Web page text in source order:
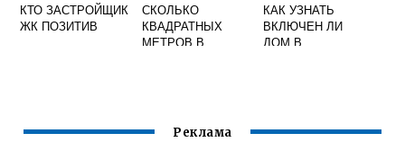
КТО ЗАСТРОЙЩИК
ЖК ПОЗИТИВ
СКОЛЬКО
КВАДРАТНЫХ
МЕТРОВ В
КАК УЗНАТЬ
ВКЛЮЧЕН ЛИ
ДОМ В
Реклама